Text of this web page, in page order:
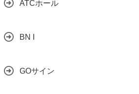
ATCホール
BN I
GOサイン